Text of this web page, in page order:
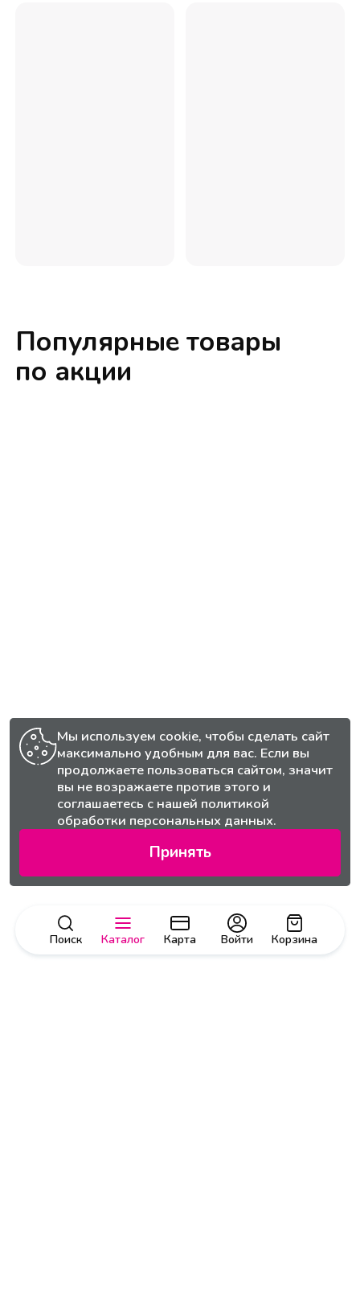
Поиск Каталог Карта Корзина
Войти
Популярные товары
по акции
Мы используем cookie, чтобы сделать сайт
максимально удобным для вас. Если вы
продолжаете пользоваться сайтом, значит
вы не возражаете против этого и
соглашаетесь с нашей политикой
обработки персональных данных.
Принять